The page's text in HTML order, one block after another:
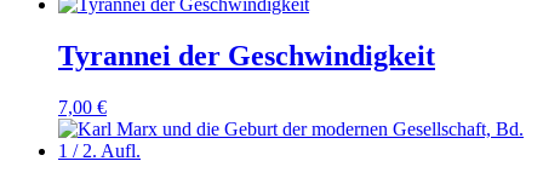
Tyrannei der Geschwindigkeit
7,00 €